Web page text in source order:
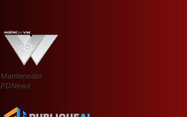
Mantenedor
PDNews